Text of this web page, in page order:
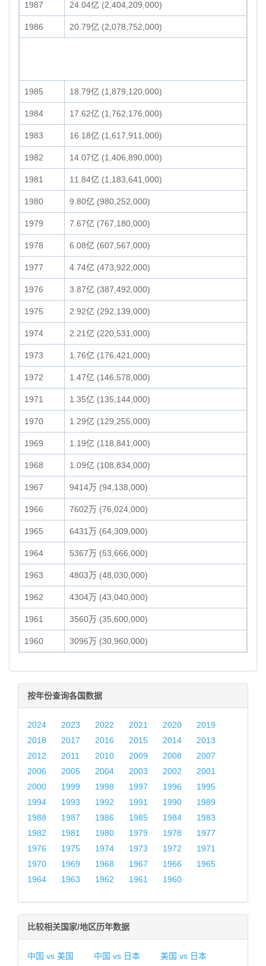
1987 24.04亿 (2,404,209,000)
1986 20.79亿 (2,078,752,000)
1985 18.79亿 (1,879,120,000)
1984 17.62亿 (1,762,176,000)
1983 16.18亿 (1,617,911,000)
1982 14.07亿 (1,406,890,000)
1981 11.84亿 (1,183,641,000)
1980 9.80亿 (980,252,000)
1979 7.67亿 (767,180,000)
1978 6.08亿 (607,567,000)
1977 4.74亿 (473,922,000)
1976 3.87亿 (387,492,000)
1975 2.92亿 (292,139,000)
1974 2.21亿 (220,531,000)
1973 1.76亿 (176,421,000)
1972 1.47亿 (146,578,000)
1971 1.35亿 (135,144,000)
1970 1.29亿 (129,255,000)
1969 1.19亿 (118,841,000)
1968 1.09亿 (108,834,000)
1967 9414万 (94,138,000)
1966 7602万 (76,024,000)
1965 6431万 (64,309,000)
1964 5367万 (53,666,000)
1963 4803万 (48,030,000)
1962 4304万 (43,040,000)
1961 3560万 (35,600,000)
1960 3096万 (30,960,000)
按年份查询各国数据
2024 2023 2022 2021 2020
2019
2018
2017 2016 2015 2014
2013
2012
2011 2010 2009 2008
2007
2006
2005 2004 2003 2002
2001
2000
1999 1998 1997 1996
1995
1994
1993 1992 1991 1990
1989
1988
1987 1986 1985 1984
1983
1982
1981 1980 1979 1978
1977
1976
1975 1974 1973 1972
1971
1970
1969 1968 1967 1966
1965
1964
1963 1962 1961 1960
比较相关国家/地区历年数据
中国 vs 美国 中国 vs 日本
美国 vs 日本